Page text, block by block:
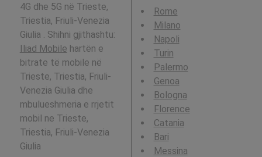
4G dhe 5G në Trieste,
Triestia, Friuli-Venezia
Giulia . Shihni gjithashtu:
Iliad Mobile hartën e
bitrate të mobile në
Trieste, Triestia, Friuli-
Venezia Giulia dhe
mbulueshmeria e rrjetit
mobil ne Trieste,
Triestia, Friuli-Venezia
Giulia
Rome
Milano
Napoli
Turin
Palermo
Genoa
Bologna
Florence
Catania
Bari
Messina